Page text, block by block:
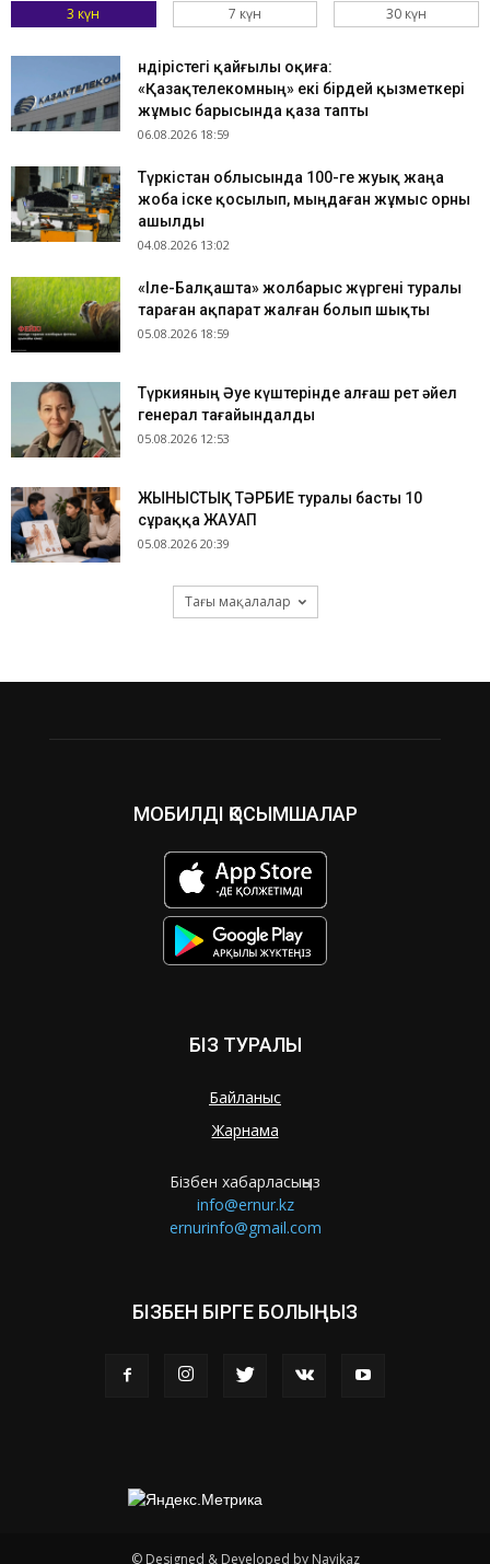
3 күн 7 күн 30 күн
Өндірістегі қайғылы оқиға:
«Қазақтелекомның» екі бірдей қызметкері
жұмыс барысында қаза тапты
06.08.2026 18:59
Түркістан облысында 100-ге жуық жаңа
жоба іске қосылып, мыңдаған жұмыс орны
ашылды
04.08.2026 13:02
«Іле-Балқашта» жолбарыс жүргені туралы
тараған ақпарат жалған болып шықты
05.08.2026 18:59
Түркияның Әуе күштерінде алғаш рет әйел
генерал тағайындалды
05.08.2026 12:53
ЖЫНЫСТЫҚ ТӘРБИЕ туралы басты 10
сұраққа ЖАУАП
05.08.2026 20:39
Тағы мақалалар
МОБИЛДІ ҚОСЫМШАЛАР
БІЗ ТУРАЛЫ
Байланыс
Жарнама
Бізбен хабарласыңыз
info@ernur.kz
ernurinfo@gmail.com
БІЗБЕН БІРГЕ БОЛЫҢЫЗ
© Designed & Developed by Navikaz